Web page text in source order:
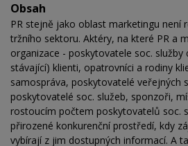
Obsah
PR stejně jako oblast marketingu není
tržního sektoru. Aktéry, na které PR a
organizace - poskytovatele soc. služby
stávající) klienti, opatrovníci a rodiny
samospráva, poskytovatelé veřejných
poskytovatelé soc. služeb, sponzoři,
rostoucím počtem poskytovatelů soc.
přirozené konkurenční prostředí, kdy
vybírají z jim dostupných informací. A